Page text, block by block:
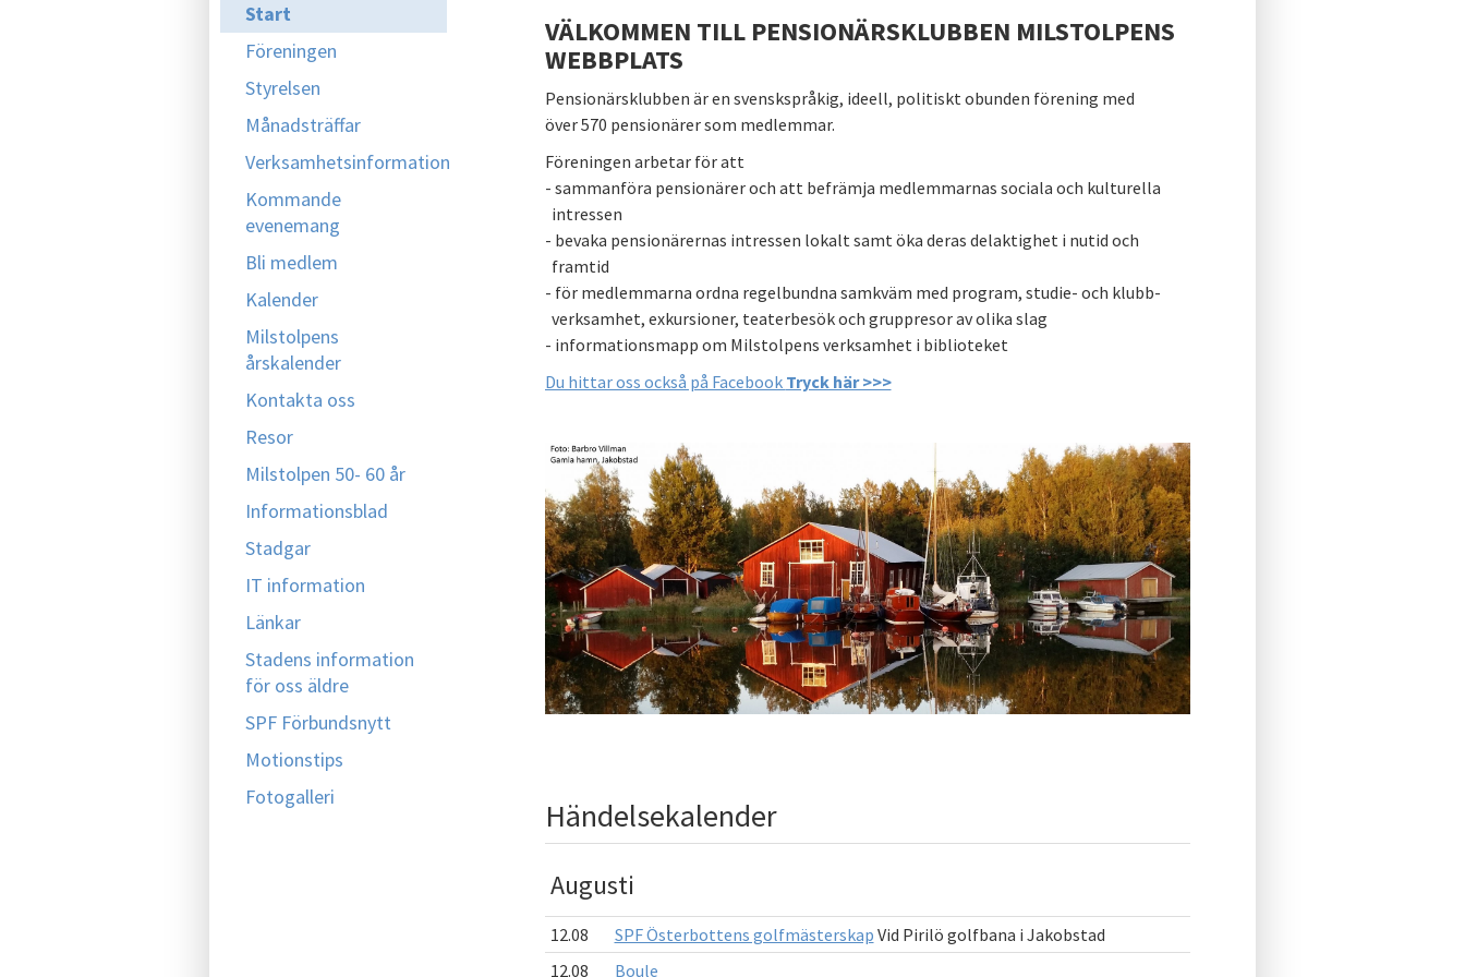
Start
Föreningen
Styrelsen
Månadsträffar
Verksamhetsinformation
Kommande
evenemang
Bli medlem
Kalender
Milstolpens
årskalender
Kontakta oss
Resor
Milstolpen 50- 60 år
Informationsblad
Stadgar
IT information
Länkar
Stadens information
för oss äldre
SPF Förbundsnytt
Motionstips
Fotogalleri
VÄLKOMMEN TILL PENSIONÄRSKLUBBEN MILSTOLPENS
WEBBPLATS
Pensionärsklubben är en svenskspråkig, ideell, politiskt obunden förening med
över 570 pensionärer som medlemmar.
Föreningen arbetar för att
- sammanföra pensionärer och att befrämja medlemmarnas sociala och kulturella
intressen
- bevaka pensionärernas intressen lokalt samt öka deras delaktighet i nutid och
framtid
- för medlemmarna ordna regelbundna samkväm med program, studie- och klubb-
verksamhet, exkursioner, teaterbesök och gruppresor av olika slag
- informationsmapp om Milstolpens verksamhet i biblioteket
Du hittar oss också på Facebook Tryck här >>>
Händelsekalender
Augusti
12.08 SPF Österbottens golfmästerskap Vid Pirilö golfbana i Jakobstad
12.08
Boule